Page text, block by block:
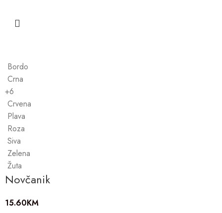
Bordo
Crna
+6
Crvena
Plava
Roza
Siva
Zelena
Žuta
Novčanik
15.60KM